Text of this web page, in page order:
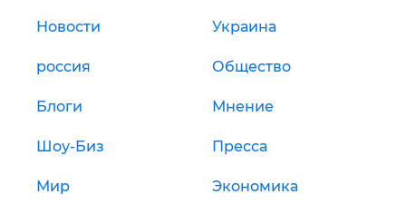
Новости Украина
россия Общество
Блоги Мнение
Шоу-Биз Пресса
Мир Экономика